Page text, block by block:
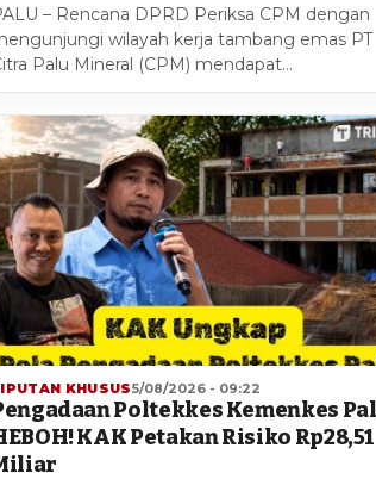
– Rencana DPRD Periksa CPM dengan
wilayah kerja tambang emas PT
Palu Mineral (CPM) mendapat…
KHUSUS5/08/2026 - 09:22
Poltekkes Kemenkes
KAK Petakan Risiko Rp28,51